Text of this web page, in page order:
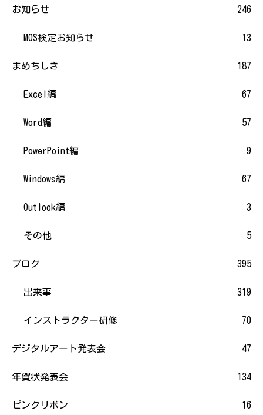
お知らせ 246
MOS検定お知らせ 13
まめちしき 187
Excel編 67
Word編 57
PowerPoint編 9
Windows編 67
Outlook編 3
その他 5
ブログ 395
出来事 319
インストラクター研修 70
デジタルアート発表会 47
年賀状発表会 134
ピンクリボン 16